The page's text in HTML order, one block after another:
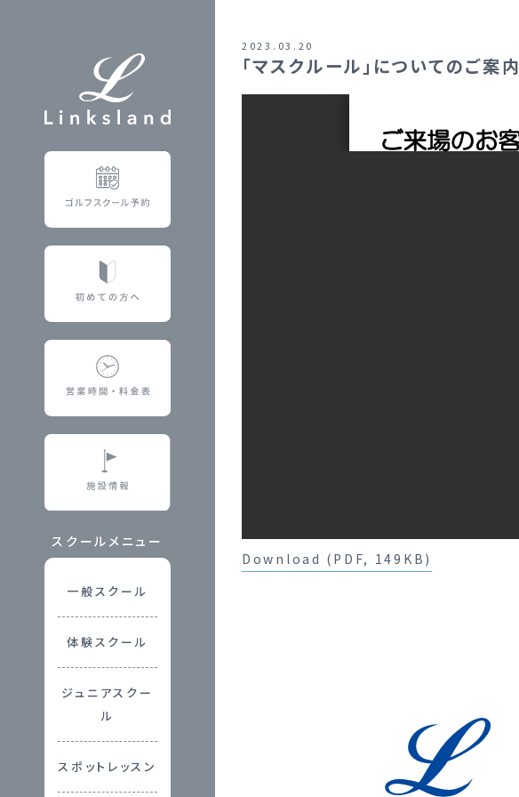
スクールメニュー
一般スクール
体験スクール
ジュニアスクー
ル
スポットレッスン
2023.03.20
「マスクルール」についてのご案内
Download (PDF, 149KB)